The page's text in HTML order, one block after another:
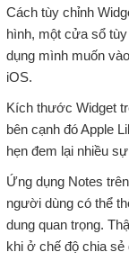
Cách tùy chỉnh
hình, một cửa sổ
dụng mình muốn
iOS.
Kích thước Widget
bên cạnh đó Apple
hẹn đem lại nhiều
Ứng dụng Notes
người dùng có thể
dung quan trọng.
khi ở chế độ chia sẻ